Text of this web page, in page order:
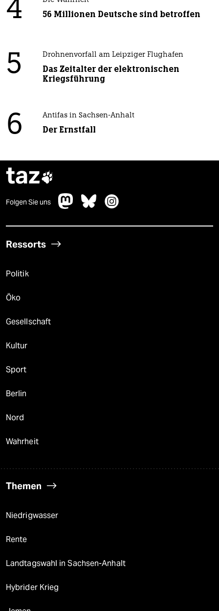
4 56 Millionen Deutsche sind betroffen
5 Drohnenvorfall am Leipziger Flughafen
Das Zeitalter der elektronischen
Kriegsführung
6 Antifas in Sachsen-Anhalt
Der Ernstfall
taz
Folgen Sie uns
Ressorts
Politik
Öko
Gesellschaft
Kultur
Sport
Berlin
Nord
Wahrheit
Themen
Niedrigwasser
Rente
Landtagswahl in Sachsen-Anhalt
Hybrider Krieg